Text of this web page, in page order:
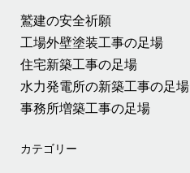
鷲建の安全祈願
工場外壁塗装工事の足場
住宅新築工事の足場
水力発電所の新築工事の足場
事務所増築工事の足場
カテゴリー